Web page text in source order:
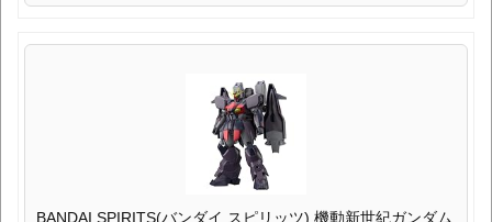
BANDAI SPIRITS(バンダイ スピリッツ) 機動新世紀ガンダム